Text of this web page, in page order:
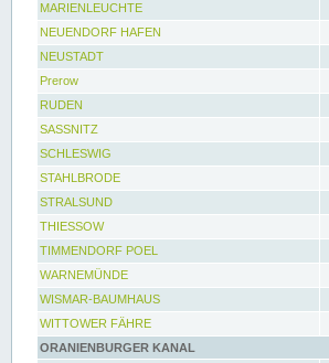
MARIENLEUCHTE
NEUENDORF HAFEN
NEUSTADT
Prerow
RUDEN
SASSNITZ
SCHLESWIG
STAHLBRODE
STRALSUND
THIESSOW
TIMMENDORF POEL
WARNEMÜNDE
WISMAR-BAUMHAUS
WITTOWER FÄHRE
ORANIENBURGER KANAL